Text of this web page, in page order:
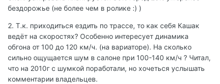
бездорожье (не более чем в ролике :) )
2. Т.к. приходиться ездить по трассе, то как себя Кашак
ведёт на скоростях? Особенно интересует динамика
обгона от 100 до 120 км/ч. (на вариаторе). На сколько
сильно ощущается шум в салоне при 100-140 км/ч ? Читал,
что на 2010г с шумкой поработали, но хочеться услышать
комментарии владельцев.